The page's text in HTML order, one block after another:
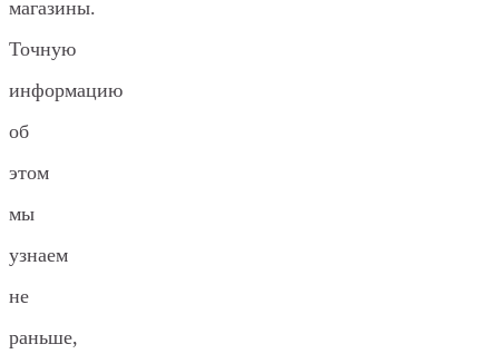
магазины.
Точную
информацию
об
этом
мы
узнаем
не
раньше,